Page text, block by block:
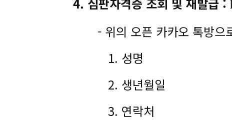
- 위의 오픈 카카오 톡방으
1. 성명
2. 생년월일
3. 연락처